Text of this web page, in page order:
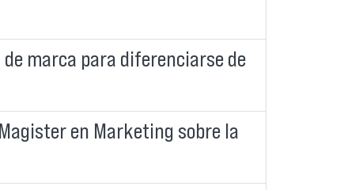
marca para diferenciarse de
en Marketing sobre la